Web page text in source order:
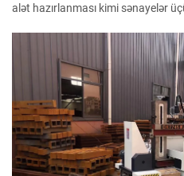
alət hazırlanması kimi sənayelər